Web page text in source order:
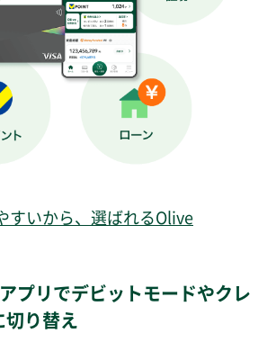
すいから、選ばれるOlive
プリでデビットモードやクレ
り替え